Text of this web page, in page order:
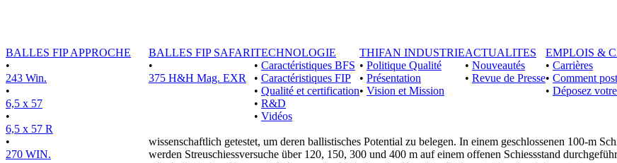
BALLES FIP APPROCHE
•
243 Win.
•
6,5 x 57
•
6,5 x 57 R
•
270 WIN.
BALLES FIP SAFARI
•
375 H&H Mag. EXR
TECHNOLOGIE
• Caractéristiques BFS
• Caractéristiques FIP
• Qualité et certification
• R&D
• Vidéos
THIFAN INDUSTRIE
• Politique Qualité
• Présentation
• Vision et Mission
ACTUALITES
• Nouveautés
• Revue de Presse
EMPLOIS &
• Carrières
• Comment
• Déposez
wissenschaftlich getestet, um deren ballistisches Potential zu belegen. In einem geschlossenen 100-m
werden Streuschiessversuche über 120, 150, 300 und 400 m auf einem offenen Schiessstand